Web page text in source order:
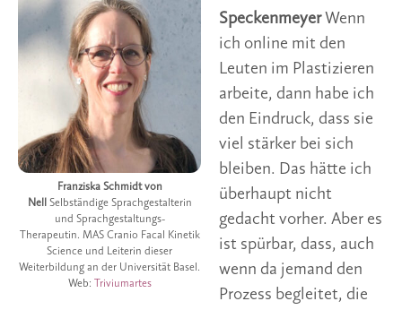
Franziska Schmidt von
Nell Selbständige Sprachgestalterin
und Sprachgestaltungs-
Therapeutin. MAS Cranio Facal Kinetik
Science und Leiterin dieser
Weiterbildung an der Universität Basel.
Web: Triviumartes
SpeckenmeyerWenn
ich online mit den
Leuten im Plastizieren
arbeite, dann habe ich
den Eindruck, dass sie
viel stärker bei sich
bleiben. Das hätte ich
überhaupt nicht
gedacht vorher. Aber es
ist spürbar, dass, auch
wenn da jemand den
Prozess begleitet, die